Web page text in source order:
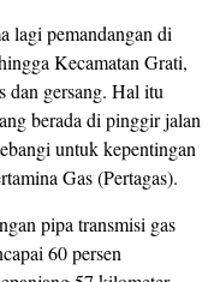
lagi pemandangan di
Kecamatan Grati,
dan gersang. Hal itu
berada di pinggir jalan
untuk kepentingan
Gas (Pertagas).
pipa transmisi gas
60 persen